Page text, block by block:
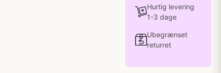
Hurtig levering
1-3 dage
Ubegrænset
returret